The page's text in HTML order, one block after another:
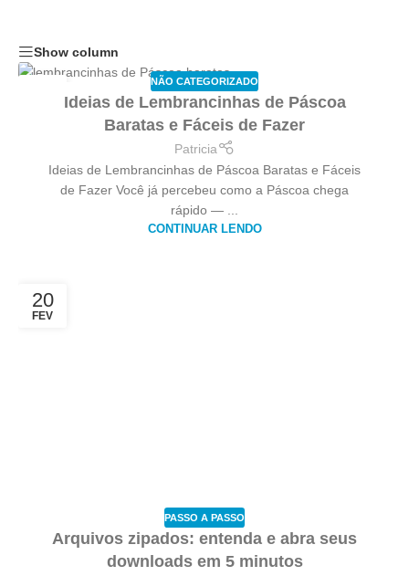
Show column
NÃO CATEGORIZADO
Ideias de Lembrancinhas de Páscoa
Baratas e Fáceis de Fazer
Patricia
Ideias de Lembrancinhas de Páscoa Baratas e Fáceis
de Fazer Você já percebeu como a Páscoa chega
rápido — ...
CONTINUAR LENDO
20
FEV
PASSO A PASSO
Arquivos zipados: entenda e abra seus
downloads em 5 minutos